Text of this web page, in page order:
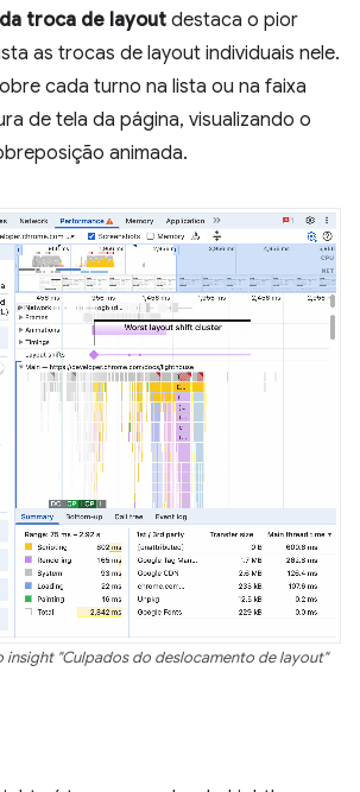
troca de layout destaca o pior
as trocas de layout individuais nele.
cada turno na lista ou na faixa
de tela da página, visualizando o
animada.
insight "Culpados do deslocamento de layout"